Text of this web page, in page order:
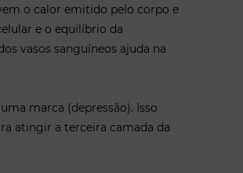
o calor emitido pelo corpo e
e o equilíbrio da
vasos sanguíneos ajuda na
marca (depressão). Isso
atingir a terceira camada da